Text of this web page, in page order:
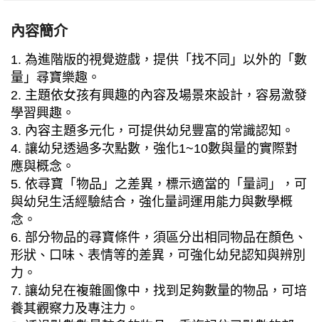
內容簡介
1. 為進階版的視覺遊戲，提供「找不同」以外的「數
量」尋寶樂趣。
2. 主題依女孩有興趣的內容及場景來設計，容易激發
學習興趣。
3. 內容主題多元化，可提供幼兒豐富的常識認知。
4. 讓幼兒透過多次點數，強化1~10數與量的實際對
應與概念。
5. 依尋寶「物品」之差異，標示適當的「量詞」，可
與幼兒生活經驗結合，強化量詞運用能力與數學概
念。
6. 部分物品的尋寶條件，須區分出相同物品在顏色、
形狀、口味、表情等的差異，可強化幼兒認知與辨別
力。
7. 讓幼兒在複雜圖像中，找到足夠數量的物品，可培
養其觀察力及專注力。